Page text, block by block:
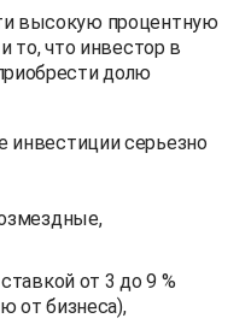
высокую процентную
то, что инвестор в
долю
инвестиции серьезно
от 3 до 9 %
от бизнеса),